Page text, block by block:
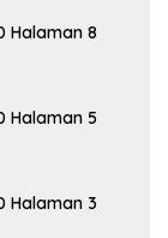
Halaman 8
Halaman 5
Halaman 3